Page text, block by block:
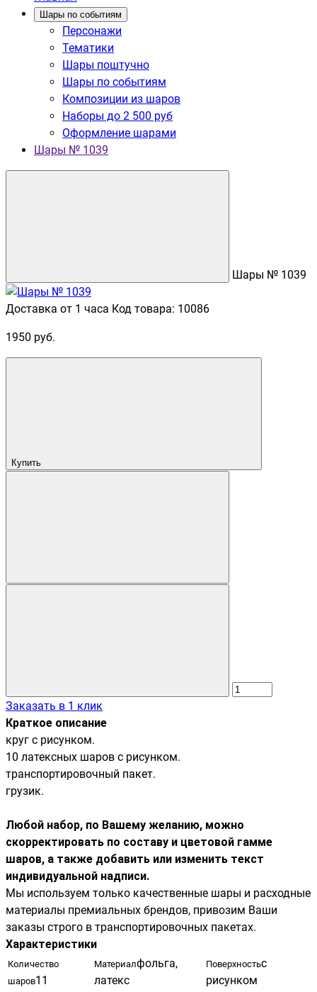
Шары по событиям
Персонажи
Тематики
Шары поштучно
Шары по событиям
Композиции из шаров
Наборы до 2 500 руб
Оформление шарами
Шары № 1039
Шары № 1039
Доставка от 1 часа Код товара: 10086
1950 руб.
Купить
Заказать в 1 клик
Краткое описание
круг с рисунком.
10 латексных шаров с рисунком.
транспортировочный пакет.
грузик.
Любой набор, по Вашему желанию, можно
скорректировать по составу и цветовой гамме
шаров, а также добавить или изменить текст
индивидуальной надписи.
Мы используем только качественные шары и расходные
материалы премиальных брендов, привозим Ваши
заказы строго в транспортировочных пакетах.
Характеристики
Количество
шаров11
Материалфольга,
латекс
Поверхностьс
рисунком